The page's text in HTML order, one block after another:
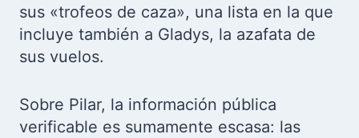
sus «trofeos de caza», una lista en la que
incluye también a Gladys, la azafata de
sus vuelos.
Sobre Pilar, la información pública
verificable es sumamente escasa: las